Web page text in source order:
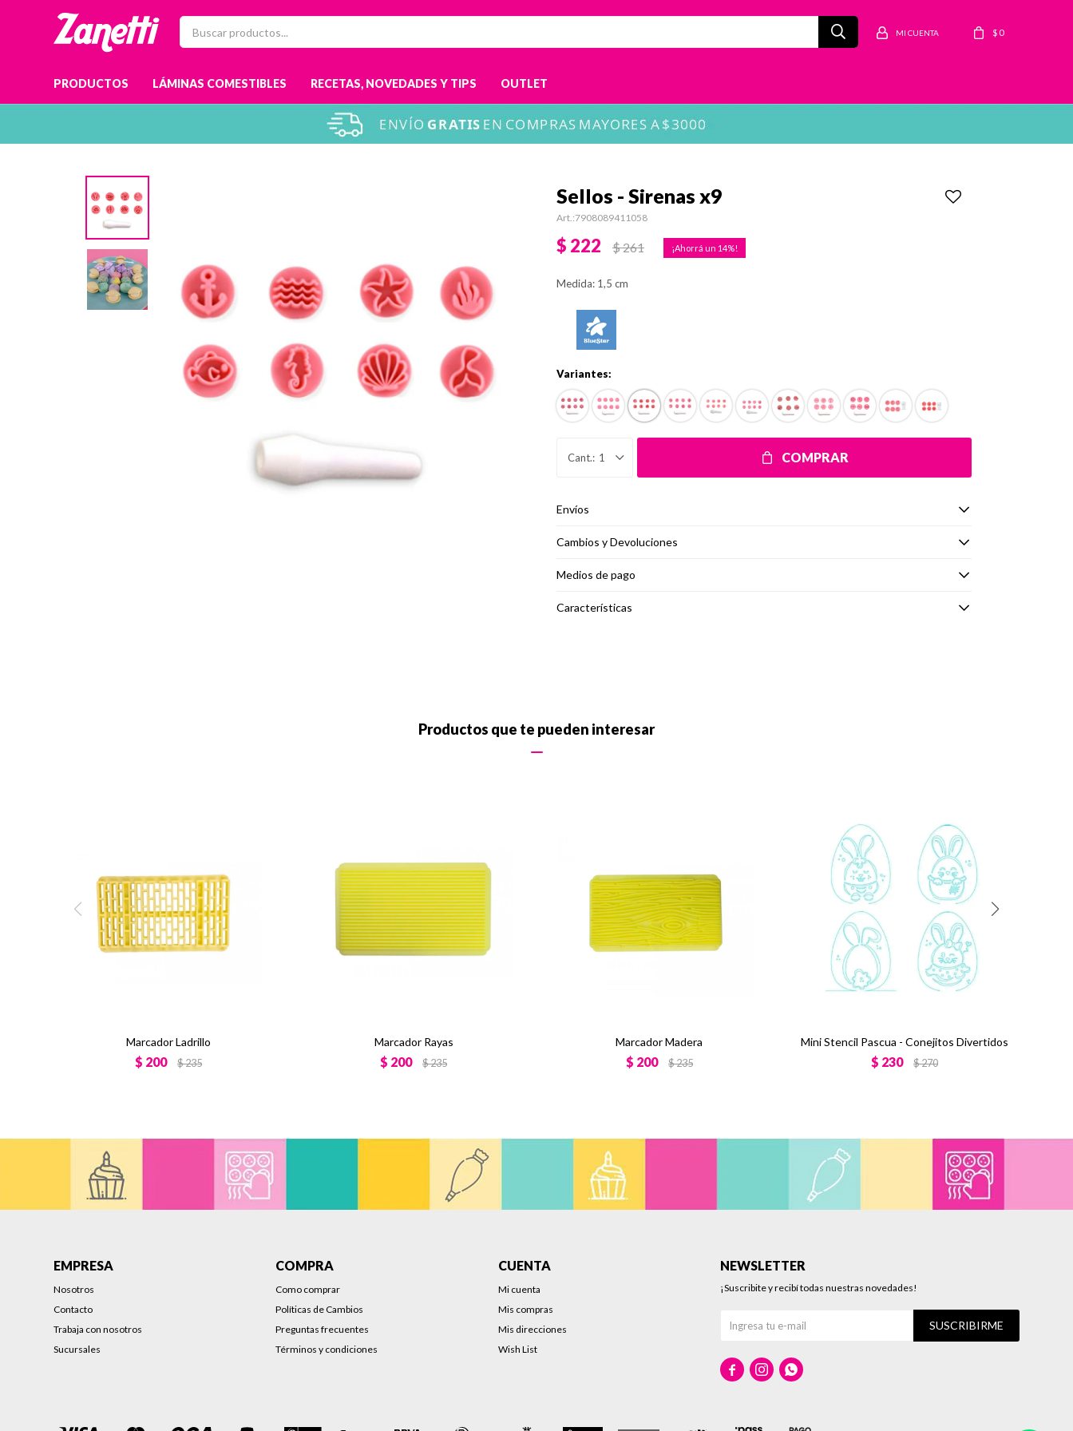
PRODUCTOS LÁMINAS COMESTIBLES RECETAS, NOVEDADES Y TIPS OUTLET
$ 0
Sellos - Sirenas x9
7908089411058
$ 222 $261 14
Medida: 1,5 cm
Variantes:
1 COMPRAR
Envíos
Cambios y Devoluciones
Medios de pago
Características
Productos que te pueden interesar
Marcador Ladrillo
$ 200 $235
Marcador Rayas
$ 200 $235
Marcador Madera
$ 200 $235
Mini Stencil Pascua - Conejitos Divertidos
$ 230 $270
EMPRESA
Nosotros
Contacto
Trabaja con nosotros
Sucursales
COMPRA
Como comprar
Políticas de Cambios
Preguntas frecuentes
Términos y condiciones
CUENTA
Mi cuenta
Mis compras
Mis direcciones
Wish List
NEWSLETTER
¡Suscribite y recibí todas nuestras novedades!
SUSCRIBIRME
  